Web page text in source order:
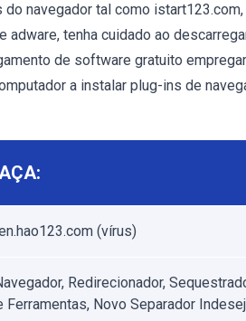
navegador tal como istart123.com,
adware, tenha cuidado ao
de software gratuito
a instalar plug-ins de
(vírus)
Redirecionador,
Ferramentas, Novo Separador